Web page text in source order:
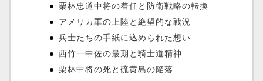
栗林忠道中将の着任と防衛戦略の転換
アメリカ軍の上陸と絶望的な戦況
兵士たちの手紙に込められた想い
西竹一中佐の最期と騎士道精神
栗林中将の死と硫黄島の陥落